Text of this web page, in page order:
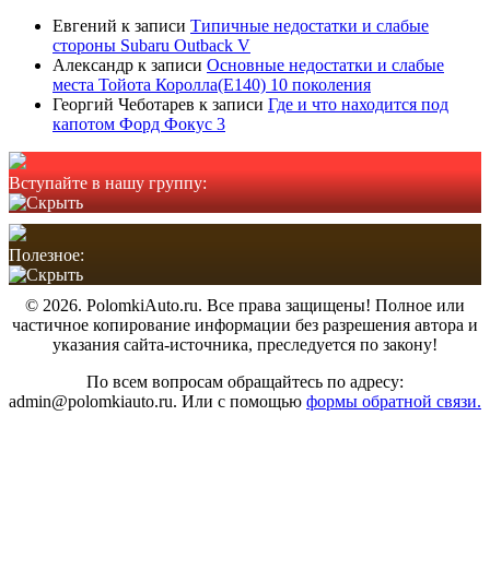
Евгений к записи Типичные недостатки и слабые
стороны Subaru Outback V
Александр к записи Основные недостатки и слабые
места Тойота Королла(Е140) 10 поколения
Георгий Чеботарев к записи Где и что находится под
капотом Форд Фокус 3
Вступайте в нашу группу:
Полезное:
© 2026. PolomkiAuto.ru. Все права защищены! Полное или
частичное копирование информации без разрешения автора и
указания сайта-источника, преследуется по закону!
По всем вопросам обращайтесь по адресу:
admin@polomkiauto.ru. Или с помощью формы обратной связи.